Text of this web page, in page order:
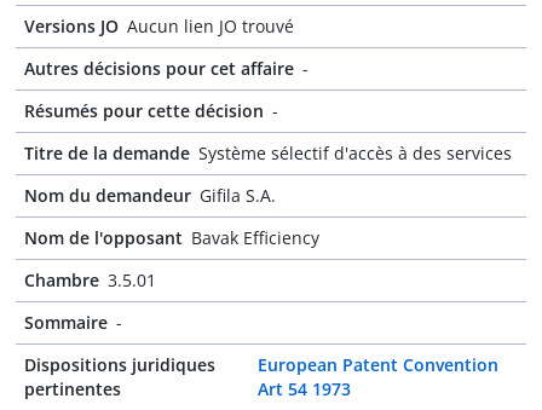
Versions JO Aucun lien JO trouvé
Autres décisions pour cet affaire -
Résumés pour cette décision -
Titre de la demande Système sélectif d'accès à des services
Nom du demandeur Gifila S.A.
Nom de l'opposant Bavak Efficiency
Chambre 3.5.01
Sommaire -
Dispositions juridiques
pertinentes
European Patent Convention
Art 54 1973